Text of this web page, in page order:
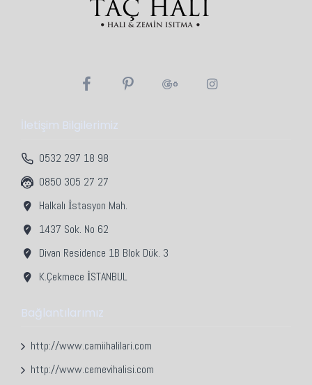
İletişim Bilgilerimiz
0532 297 18 98
0850 305 27 27
Halkalı İstasyon Mah.
1437 Sok. No 62
Divan Residence 1B Blok Dük. 3
K.Çekmece İSTANBUL
Bağlantılarımız
http://www.camiihalilari.com
http://www.cemevihalisi.com